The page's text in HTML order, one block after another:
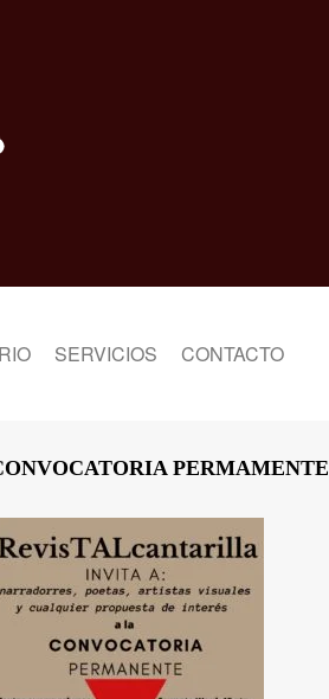
SERVICIOS CONTACTO
PERMAMENTE